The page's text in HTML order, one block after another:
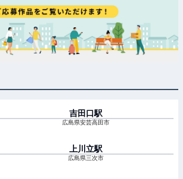
吉田口駅
広島県安芸高田市
上川立駅
広島県三次市